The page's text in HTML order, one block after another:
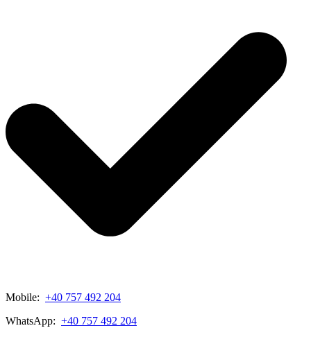
Mobile: +40 757 492 204
WhatsApp: +40 757 492 204